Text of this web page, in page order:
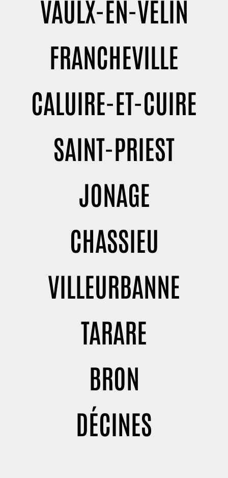
VAULX-EN-VELIN
FRANCHEVILLE
CALUIRE-ET-CUIRE
SAINT-PRIEST
JONAGE
CHASSIEU
VILLEURBANNE
TARARE
BRON
DÉCINES